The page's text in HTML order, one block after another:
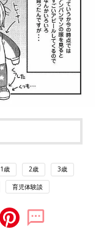
1歳 2歳 3歳
育児体験談